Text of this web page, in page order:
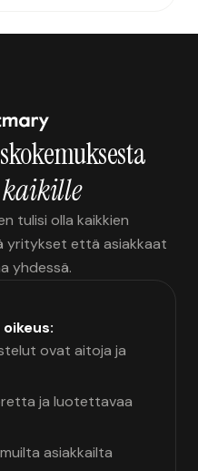
tulisi olla kaikkien
yritykset että asiakkaat
yhdessä.
ovat aitoja ja
ja luotettavaa
asiakkailta